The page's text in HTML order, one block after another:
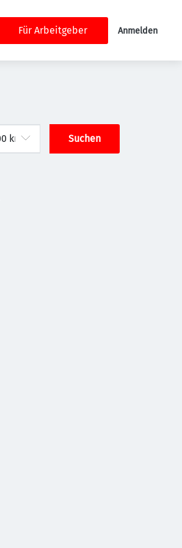
Für Arbeitgeber Anmelden
Suchen